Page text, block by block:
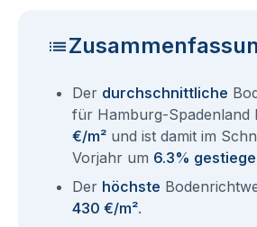
Der durchschnittliche
für Hamburg-Spadenland
€/m² und ist damit im
Vorjahr um 6.3%
Der höchste
430 €/m².